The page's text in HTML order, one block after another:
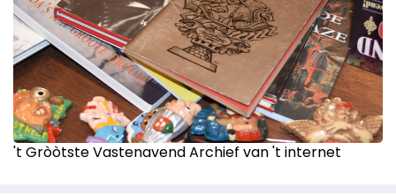
't Gròòtste Vastenavend Archief van 't internet